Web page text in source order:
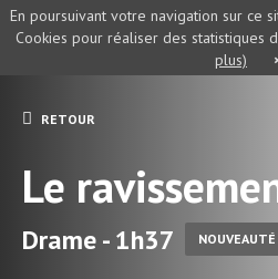
RETOUR
Le
Drame - 1h37 NOUVEAUTÉ
En poursuivant votre navigation sur ce
Cookies pour réaliser des statistiques
plus)